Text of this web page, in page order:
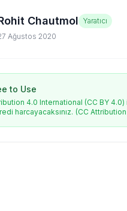
Chautmol Yaratıcı
Ağustos 2020
to Use
4.0 International (CC BY
harcayacaksınız. (CC